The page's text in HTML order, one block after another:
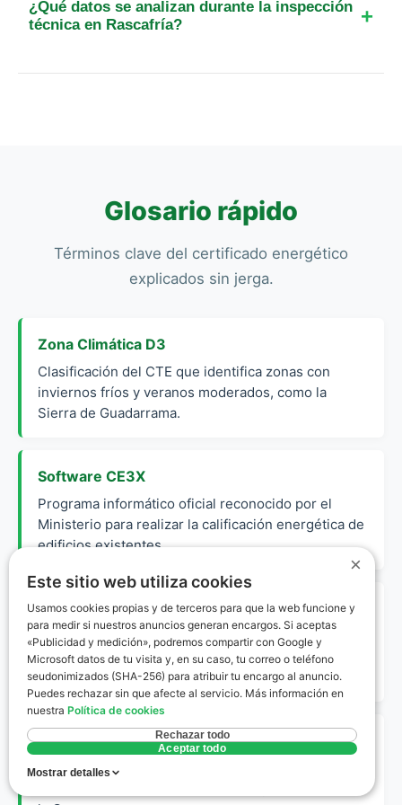
puede acarrear multas graves para el técnico y el
¿Qué datos se analizan durante la inspección
técnica en Rascafría?
Glosario rápido
Términos clave del certificado energético
explicados sin jerga.
Zona Climática D3
Clasificación del CTE que identifica zonas con
inviernos fríos y veranos moderados, como la
Sierra de Guadarrama.
Software CE3X
Programa informático oficial reconocido por el
Ministerio para realizar la calificación energética de
edificios existentes.
Envolvente Térmica
Conjunto de cerramientos (paredes, techos,
ventanas) que separan el interior de la vivienda del
ambiente exterior.
Etiqueta Energética
Documento que resume la calificación de un
×
Este sitio web utiliza cookies
Usamos cookies propias y de terceros para que la web funcione y
para medir si nuestros anuncios generan encargos. Si aceptas
«Publicidad y medición», podremos compartir con Google y
Microsoft datos de tu visita y, en su caso, tu correo o teléfono
seudonimizados (SHA-256) para atribuir tu encargo al anuncio.
Puedes rechazar sin que afecte al servicio. Más información en
nuestra Política de cookies
Rechazar todo
Aceptar todo
Mostrar detalles